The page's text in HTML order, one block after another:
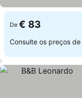
De € 83
Consulte os preços de